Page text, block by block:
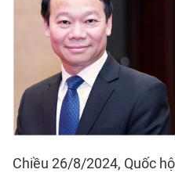
Chiều 26/8/2024, Quốc